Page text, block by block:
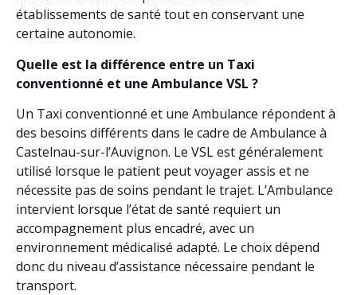
établissements de santé tout en conservant une
certaine autonomie.
Quelle est la différence entre un Taxi
conventionné et une Ambulance VSL ?
Un Taxi conventionné et une Ambulance répondent à
des besoins différents dans le cadre de Ambulance à
Castelnau-sur-l’Auvignon. Le VSL est généralement
utilisé lorsque le patient peut voyager assis et ne
nécessite pas de soins pendant le trajet. L’Ambulance
intervient lorsque l’état de santé requiert un
accompagnement plus encadré, avec un
environnement médicalisé adapté. Le choix dépend
donc du niveau d’assistance nécessaire pendant le
transport.